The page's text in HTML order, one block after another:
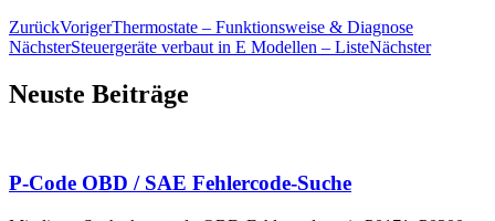
ZurückVorigerThermostate – Funktionsweise & Diagnose
NächsterSteuergeräte verbaut in E Modellen – ListeNächster
Neuste Beiträge
P-Code OBD / SAE Fehlercode-Suche